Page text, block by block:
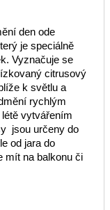
den ode
je speciálně
Vyznačuje se
citrusový
k světlu a
rychlým
vytvářením
jsou určeny do
od jara do
mít na balkonu či